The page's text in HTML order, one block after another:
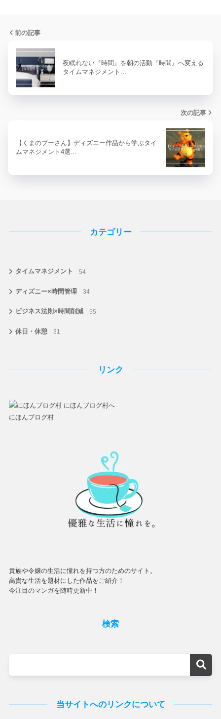
前の記事
夜眠れない『時間』を朝の活動『時間』へ変える
タイムマネジメント…
次の記事
【くまのプーさん】ディズニー作品から学ぶタイ
ムマネジメント4選…
カテゴリー
タイムマネジメント 54
ディズニー×時間管理 34
ビジネス法則×時間削減 55
休日・休憩 31
リンク
にほんブログ村
貴族や令嬢の生活に憧れを持つ方のためのサイト。
高貴な生活を題材にした作品をご紹介！
今注目のマンガを随時更新中！
検索
当サイトへのリンクについて